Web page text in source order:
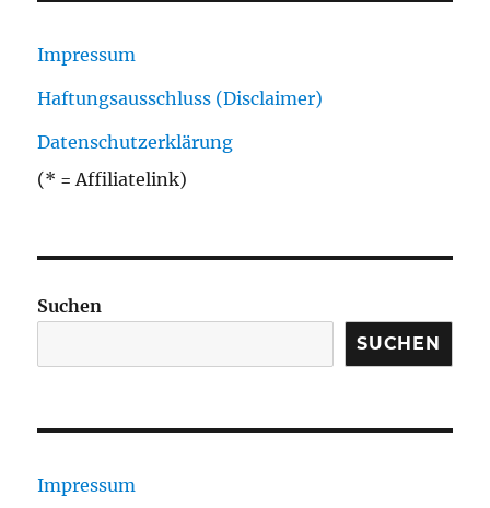
Impressum
Haftungsausschluss (Disclaimer)
Datenschutzerklärung
(* = Affiliatelink)
Suchen
SUCHEN
Impressum